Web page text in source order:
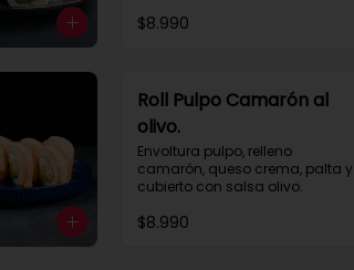
y toques de merquén.
$8.990
Roll Pulpo Camarón al
olivo.
Envoltura pulpo, relleno
camarón, queso crema, palta y
cubierto con salsa olivo.
$8.990